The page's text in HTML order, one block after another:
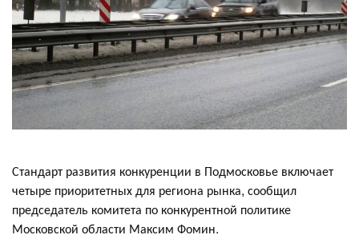
Стандарт развития конкуренции в Подмосковье включает
четыре приоритетных для региона рынка, сообщил
председатель комитета по конкурентной политике
Московской области Максим Фомин.